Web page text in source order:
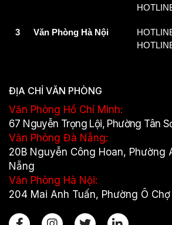
3 Văn Phòng Hà Nội
ĐỊA CHỈ VĂN PHÒNG
Văn Phòng Hồ Chí Minh:
67 Nguyễn Trọng Lội, Phường Tân
Văn Phòng Đà Nẵng:
20B Nguyễn Công Hoan, Phường
Nẵng
Văn Phòng Hà Nội:
204 Mai Anh Tuấn, Phường Ô